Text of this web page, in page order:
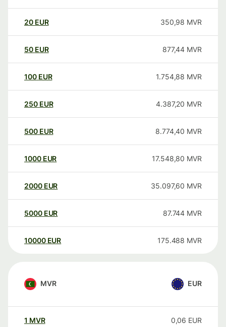
20 EUR 350,98 MVR
50 EUR 877,44 MVR
100 EUR 1.754,88 MVR
250 EUR 4.387,20 MVR
500 EUR 8.774,40 MVR
1000 EUR 17.548,80 MVR
2000 EUR 35.097,60 MVR
5000 EUR 87.744 MVR
10000 EUR 175.488 MVR
MVR EUR
1 MVR 0,06 EUR